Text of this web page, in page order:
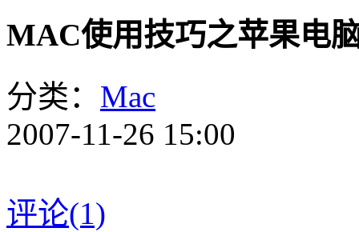
MAC使用技巧之苹果电
分类： Mac
2007-11-26 15:00
评论(1)